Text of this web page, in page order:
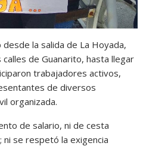
la salida de La Hoyada,
de Guanarito, hasta llegar
trabajadores activos,
de diversos
organizada.
de salario, ni de cesta
ni se respetó la exigencia